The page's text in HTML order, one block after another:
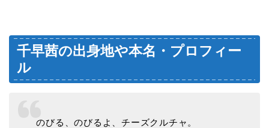
千早茜の出身地や本名・プロフィー
ル
のびる、のびるよ、チーズクルチャ。